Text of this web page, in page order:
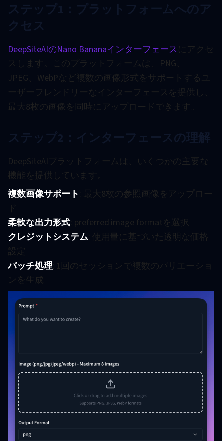
ステップ1：プラットフォームへのア
クセス
DeepSiteAIのNano Bananaインターフェースにアクセ
スします。このプラットフォームは、PNG、
JPEG、WebPなど複数の画像形式をサポートするユ
ーザーフレンドリーなインターフェースを提供し、
最大8枚の画像を同時にアップロードできます。
ステップ2：インターフェースの理解
DeepSiteAIプラットフォームは、いくつかの主要な
機能を提供しています。
複数画像サポート: 最大8枚の参照画像をアップロー
ド
柔軟な出力形式: preferred image formatを選択
クレジットシステム: 使用量に基づいた透明な価格
設定
バッチ処理: 1回のセッションで複数のバリエーショ
ンを生成